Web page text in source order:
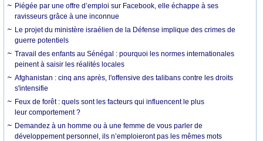
Piégée par une offre d’emploi sur Facebook, elle échappe à ses
ravisseurs grâce à une inconnue
Le projet du ministère israélien de la Défense implique des crimes de
guerre potentiels
Travail des enfants au Sénégal : pourquoi les normes internationales
peinent à saisir les réalités locales
Afghanistan : cinq ans après, l'offensive des talibans contre les droits
s'intensifie
Feux de forêt : quels sont les facteurs qui influencent le plus
leur comportement ?
Demandez à un homme ou à une femme de vous parler de
développement personnel, ils n’emploieront pas les mêmes mots